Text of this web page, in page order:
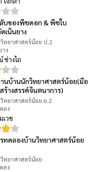
บของพืชดอก & พืชใบ
ดเนินยาง
ทยาศาสตร์น้อย ป.2
าง
ช่างไถ
านบ้านนักวิทยาศาสตร์น้อย(มือ
ร้างสรรค์จินตนาการ)
ทยาศาสตร์น้อย อ.2
ลง
เวช
ทดลองบ้านวิทยาศาสตร์น้อย
ทยาศาสตร์น้อย
ลง